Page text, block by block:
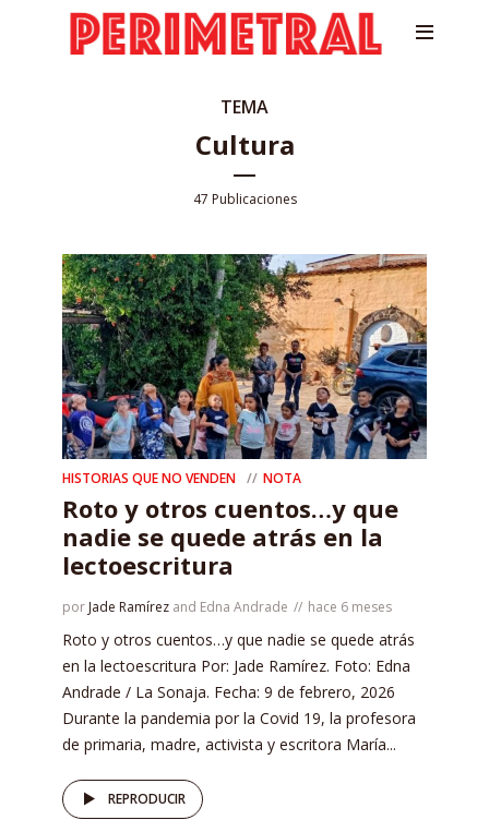
TEMA
Cultura
47 Publicaciones
HISTORIAS QUE NO VENDEN NOTA
Roto y otros cuentos…y que
nadie se quede atrás en la
lectoescritura
por Jade Ramírez and Edna Andrade hace 6 meses
Roto y otros cuentos…y que nadie se quede atrás
en la lectoescritura Por: Jade Ramírez. Foto: Edna
Andrade / La Sonaja. Fecha: 9 de febrero, 2026
Durante la pandemia por la Covid 19, la profesora
de primaria, madre, activista y escritora María...
REPRODUCIR